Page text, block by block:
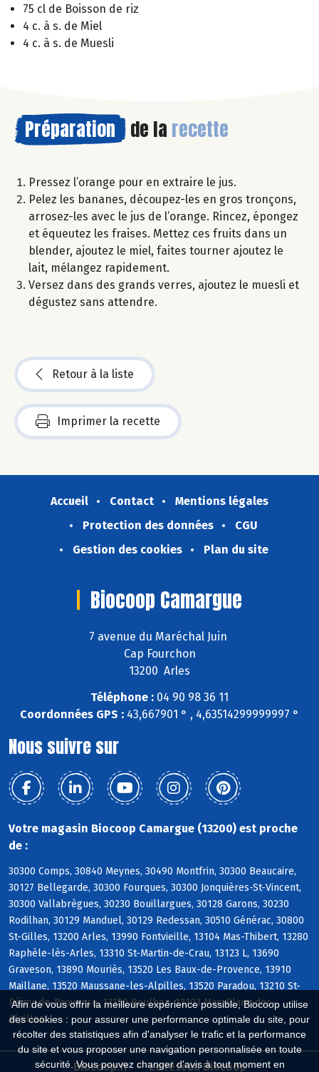
Afin de vous offrir la meilleure expérience possible, Biocoop utilise
des cookies : pour assurer une performance optimale du site, pour
récolter des statistiques afin d'analyser le trafic et la performance
du site et vous proposer une navigation personnalisée en toute
sécurité. Vous pouvez changer d'avis à tout moment en
75 cl de Boisson de riz
4 c. à s. de Miel
4 c. à s. de Muesli
Préparation de la recette
Pressez l’orange pour en extraire le jus.
Pelez les bananes, découpez-les en gros tronçons,
arrosez-les avec le jus de l’orange. Rincez, épongez
et équeutez les fraises. Mettez ces fruits dans un
blender, ajoutez le miel, faites tourner ajoutez le
lait, mélangez rapidement.
Versez dans des grands verres, ajoutez le muesli et
dégustez sans attendre.
Retour à la liste
Imprimer la recette
Accueil Contact
Mentions légales
Protection des données
CGU
Gestion des cookies
Plan du site
Biocoop Camargue
7 avenue du Maréchal Juin
Cap Fourchon
13200 Arles
Téléphone : 04 90 98 36 11
Coordonnées GPS : 43,667901 ° , 4,63514299999997 °
Nous suivre sur
Votre magasin Biocoop Camargue (13200) est proche
de :
30300 Comps, 30840 Meynes, 30490 Montfrin, 30300 Beaucaire,
30127 Bellegarde, 30300 Fourques, 30300 Jonquières-St-Vincent,
30300 Vallabrègues, 30230 Bouillargues, 30128 Garons, 30230
Rodilhan, 30129 Manduel, 30129 Redessan, 30510 Générac, 30800
St-Gilles, 13200 Arles, 13990 Fontvieille, 13104 Mas-Thibert, 13280
Raphèle-lès-Arles, 13310 St-Martin-de-Crau, 13123 L, 13690
Graveson, 13890 Mouriès, 13520 Les Baux-de-Provence, 13910
Maillane, 13520 Maussane-les-Alpilles, 13520 Paradou, 13210 St-
Rémy-de-Provence, 13150 Boulbon, 13103 Mas-Blanc-des-
Alpilles
Biocoop.fr Le réseau Biocoop